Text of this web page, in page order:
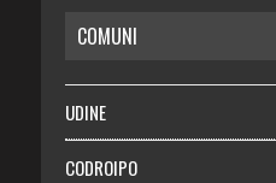
RISPARMIO
SALUTE
Necrologie
COMUNI
UDINE
CODROIPO